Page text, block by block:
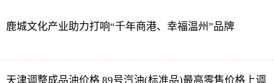
鹿城文化产业助力打响“千年商港、幸福温州”品牌
天津调整成品油价格 89号汽油(标准品)最高零售价格上调